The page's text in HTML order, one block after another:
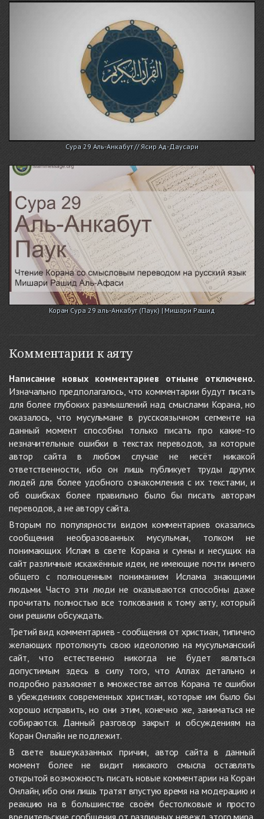
Сура 29 Аль-Анкабут // Ясир Ад-Даусари
Коран Сура 29 аль-Анкабут (Паук) | Мишари Рашид
Комментарии к аяту
Написание новых комментариев отныне отключено.
Изначально предполагалось, что комментарии будут писать
для более глубоких размышлений над смыслами Корана, но
оказалось, что мусульмане в русскоязычном сегменте на
данный момент способны только писать про какие-то
незначительные ошибки в текстах переводов, за которые
автор сайта в любом случае не несёт никакой
ответственности, ибо он лишь публикует труды других
людей для более удобного ознакомления с их текстами, и
об ошибках более правильно было бы писать авторам
переводов, а не автору сайта.
Вторым по популярности видом комментариев оказались
сообщения необразованных мусульман, толком не
понимающих Ислам в свете Корана и сунны и несущих на
сайт различные искажённые идеи, не имеющие почти ничего
общего с полноценным пониманием Ислама знающими
людьми. Часто эти люди не оказываются способны даже
прочитать полностью все толкования к тому аяту, который
они решили обсуждать.
Третий вид комментариев - сообщения от христиан, типично
желающих протолкнуть свою идеологию на мусульманский
сайт, что естественно никогда не будет являться
допустимым здесь в силу того, что Аллах детально и
подробно разъясняет в множестве аятов Корана те ошибки
в убеждениях современных христиан, которые им было бы
хорошо исправить, но они этим, конечно же, заниматься не
собираются. Данный разговор закрыт и обсуждениям на
Коран Онлайн не подлежит.
В свете вышеуказанных причин, автор сайта в данный
момент более не видит никакого смысла оставлять
открытой возможность писать новые комментарии на Коран
Онлайн, ибо они лишь тратят впустую время на модерацию и
реакцию на в большинстве своём бестолковые и просто